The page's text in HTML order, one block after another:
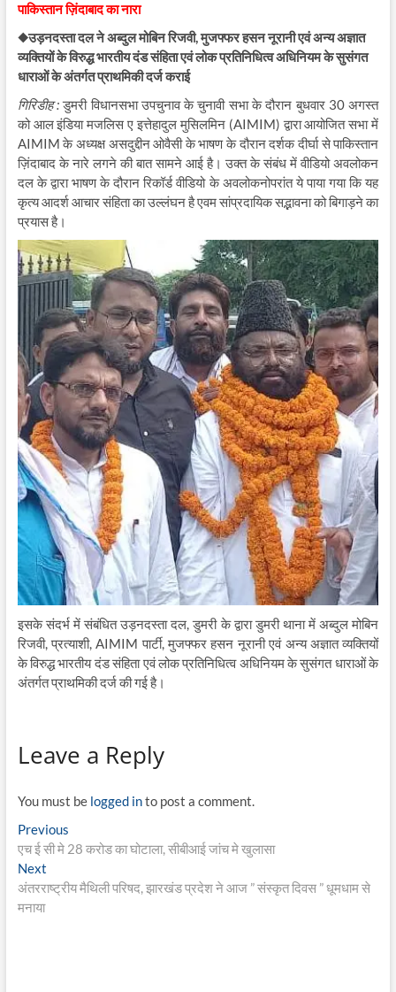
पाकिस्तान ज़िंदाबाद का नारा
◆उड़नदस्ता दल ने अब्दुल मोबिन रिजवी, मुजफ्फर हसन नूरानी एवं अन्य अज्ञात
व्यक्तियों के विरुद्ध भारतीय दंड संहिता एवं लोक प्रतिनिधित्व अधिनियम के सुसंगत
धाराओं के अंतर्गत प्राथमिकी दर्ज कराई
गिरिडीह :डुमरी विधानसभा उपचुनाव के चुनावी सभा के दौरान बुधवार 30 अगस्त
को आल इंडिया मजलिस ए इत्तेहादुल मुसिलमिन (AIMIM) द्वारा आयोजित सभा में
AIMIM के अध्यक्ष असदुद्दीन ओवैसी के भाषण के दौरान दर्शक दीर्घा से पाकिस्तान
ज़िंदाबाद के नारे लगने की बात सामने आई है। उक्त के संबंध में वीडियो अवलोकन
दल के द्वारा भाषण के दौरान रिकॉर्ड वीडियो के अवलोकनोपरांत ये पाया गया कि यह
कृत्य आदर्श आचार संहिता का उल्लंघन है एवम सांप्रदायिक सद्भावना को बिगाड़ने का
प्रयास है।
इसके संदर्भ में संबंधित उड़नदस्ता दल, डुमरी के द्वारा डुमरी थाना में अब्दुल मोबिन
रिजवी, प्रत्याशी, AIMIM पार्टी, मुजफ्फर हसन नूरानी एवं अन्य अज्ञात व्यक्तियों
के विरुद्ध भारतीय दंड संहिता एवं लोक प्रतिनिधित्व अधिनियम के सुसंगत धाराओं के
अंतर्गत प्राथमिकी दर्ज की गई है।
Leave a Reply
You must be logged into post a comment.
Post
navigation
PreviousPrevious
post:
एच ई सी मे 28 करोड का घोटाला, सीबीआई जांच मे खुलासा
NextNext
post:
अंतरराष्ट्रीय मैथिली परिषद, झारखंड प्रदेश ने आज ” संस्कृत दिवस ” धूमधाम से
मनाया